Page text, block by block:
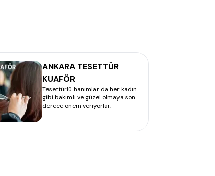
ANKARA TESETTÜR
KUAFÖR
Tesettürlü hanımlar da her kadın
gibi bakımlı ve güzel olmaya son
derece önem veriyorlar.